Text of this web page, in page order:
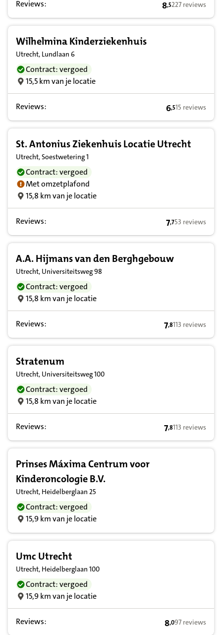
Reviews: 8,5 op basis van
8,5227 reviews
Wilhelmina Kinderziekenhuis
Utrecht, Lundlaan 6
Contract: vergoed
15,5 km van je locatie
Reviews: 6,5 op basis
6,515 reviews
St. Antonius Ziekenhuis Locatie Utrecht
Utrecht, Soestwetering 1
Contract: vergoed
Met omzetplafond
15,8 km van je locatie
Reviews: 7,7 op basis
7,753 reviews
A.A. Hijmans van den Berghgebouw
Utrecht, Universiteitsweg 98
Contract: vergoed
15,8 km van je locatie
Reviews: 7,8 op basis van
7,8113 reviews
Stratenum
Utrecht, Universiteitsweg 100
Contract: vergoed
15,8 km van je locatie
Reviews: 7,8 op basis van
7,8113 reviews
Prinses Máxima Centrum voor
Kinderoncologie B.V.
Utrecht, Heidelberglaan 25
Contract: vergoed
15,9 km van je locatie
Umc Utrecht
Utrecht, Heidelberglaan 100
Contract: vergoed
15,9 km van je locatie
Reviews: 8,0 op basis
8,097 reviews